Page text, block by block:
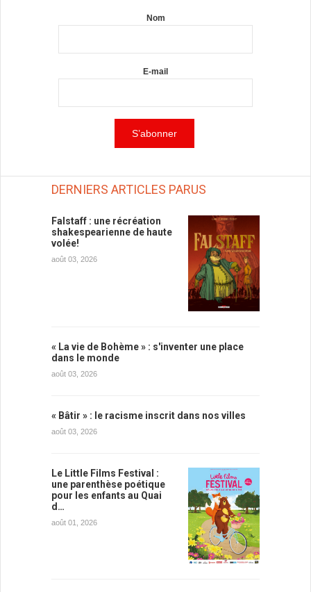
Nom
E-mail
DERNIERS ARTICLES PARUS
Falstaff : une récréation
shakespearienne de haute
volée!
août 03, 2026
« La vie de Bohème » : s'inventer une place
dans le monde
août 03, 2026
« Bâtir » : le racisme inscrit dans nos villes
août 03, 2026
Le Little Films Festival :
une parenthèse poétique
pour les enfants au Quai
d…
août 01, 2026